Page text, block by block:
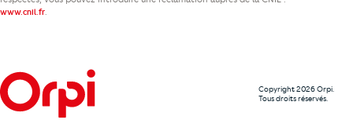
www.cnil.fr.
Copyright 2026 Orpi.
Tous droits réservés.